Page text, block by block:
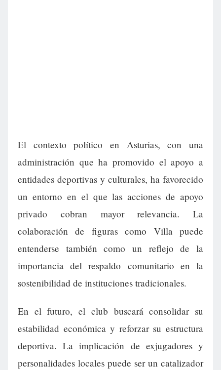
El contexto político en Asturias, con una
administración que ha promovido el apoyo a
entidades deportivas y culturales, ha favorecido
un entorno en el que las acciones de apoyo
privado cobran mayor relevancia. La
colaboración de figuras como Villa puede
entenderse también como un reflejo de la
importancia del respaldo comunitario en la
sostenibilidad de instituciones tradicionales.
En el futuro, el club buscará consolidar su
estabilidad económica y reforzar su estructura
deportiva. La implicación de exjugadores y
personalidades locales puede ser un catalizador